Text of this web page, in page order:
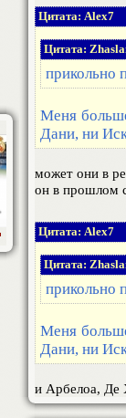
Цитата: Alex7
Цитата:
прикольно
Меня
Дани, ни
может они в
он в прошлом
Цитата: Alex7
Цитата:
прикольно
Меня
Дани, ни
и Арбелоа, Де